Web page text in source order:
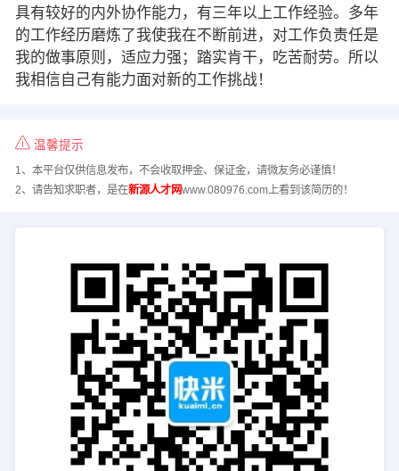
具有较好的内外协作能力，有三年以上工作经验。多年
的工作经历磨炼了我使我在不断前进，对工作负责任是
我的做事原则，适应力强；踏实肯干，吃苦耐劳。所以
我相信自己有能力面对新的工作挑战！
温馨提示
1、本平台仅供信息发布，不会收取押金、保证金，请微友务必谨慎！
2、请告知求职者，是在新源人才网www.080976.com上看到该简历的！